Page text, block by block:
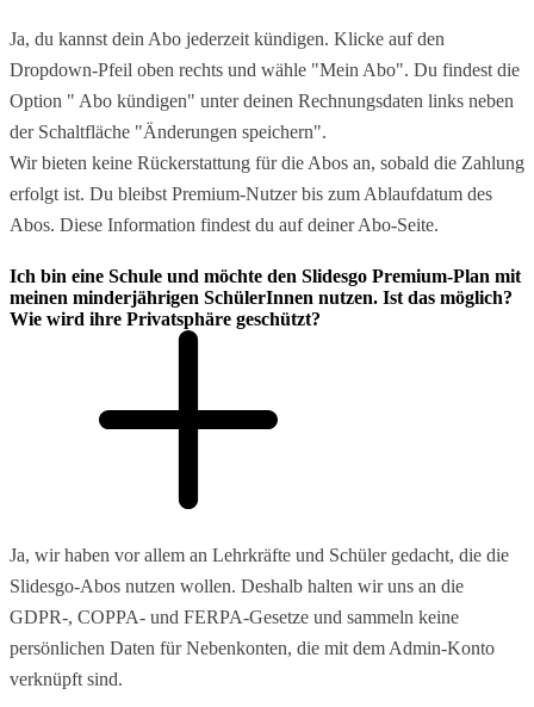
Ja, du kannst dein Abo jederzeit kündigen. Klicke auf den
Dropdown-Pfeil oben rechts und wähle "Mein Abo". Du findest die
Option " Abo kündigen" unter deinen Rechnungsdaten links neben
der Schaltfläche "Änderungen speichern".
Wir bieten keine Rückerstattung für die Abos an, sobald die Zahlung
erfolgt ist. Du bleibst Premium-Nutzer bis zum Ablaufdatum des
Abos. Diese Information findest du auf deiner Abo-Seite.
Ich bin eine Schule und möchte den Slidesgo Premium-Plan mit
meinen minderjährigen SchülerInnen nutzen. Ist das möglich?
Wie wird ihre Privatsphäre geschützt?
Ja, wir haben vor allem an Lehrkräfte und Schüler gedacht, die die
Slidesgo-Abos nutzen wollen. Deshalb halten wir uns an die
GDPR-, COPPA- und FERPA-Gesetze und sammeln keine
persönlichen Daten für Nebenkonten, die mit dem Admin-Konto
verknüpft sind.